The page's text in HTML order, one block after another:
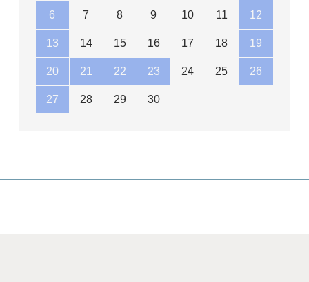
6 7 8 9 10 11 12
13 14 15 16 17 18 19
20 21 22 23 24 25 26
27 28 29 30